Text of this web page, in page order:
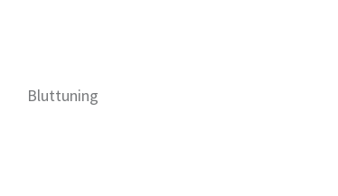
Bluttuning